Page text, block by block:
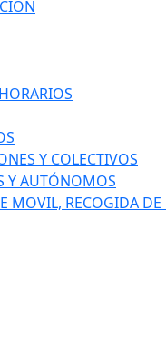
Y COLECTIVOS
Y AUTÓNOMOS
MOVIL, RECOGIDA DE